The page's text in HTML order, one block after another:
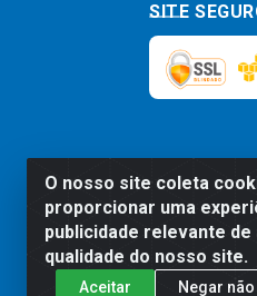
O nosso site coleta
proporcionar uma
publicidade relevante
qualidade do nosso site.
Aceitar Negar
SITE